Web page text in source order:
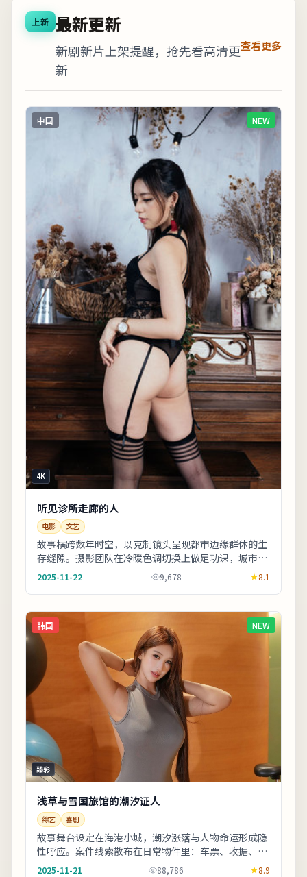
上新 最新更新
新剧新片上架提醒，抢先看高清更
新
查看更多
中国 NEW
4K
听见诊所走廊的人
电影 文艺
故事横跨数年时空，以克制镜头呈现都市边缘群体的生
存缝隙。摄影团队在冷暖色调切换上做足功课，城市霓
虹与陋巷昏灯对比鲜明。欢迎在观影记录里写下你的
2025-11-22 9,678 8.1
韩国 NEW
臻彩
浅草与雪国旅馆的潮汐证人
综艺 喜剧
故事舞台设定在海港小城，潮汐涨落与人物命运形成隐
性呼应。案件线索散布在日常物件里：车票、收据、旧
照片皆可能成为钥匙。适合喜欢细腻叙事与现实质感
2025-11-21 88,786 8.9